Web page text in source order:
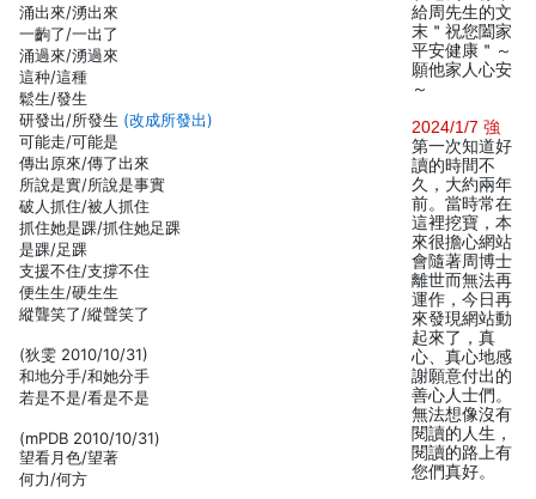
涌出來/湧出來
一齣了/一出了
涌過來/湧過來
這种/這種
鬆生/發生
研發出/所發生 (改成所發出)
可能走/可能是
傳出原來/傳了出來
所說是實/所說是事實
破人抓住/被人抓住
抓住她是踝/抓住她足踝
是踝/足踝
支援不住/支撐不住
便生生/硬生生
縱聾笑了/縱聲笑了
(狄雯 2010/10/31)
和地分手/和她分手
若是不是/看是不是
(mPDB 2010/10/31)
望看月色/望著
何力/何方
給周先生的文
末＂祝您闔家
平安健康＂～
願他家人心安
～
2024/1/7 強
第一次知道好
讀的時間不
久，大約兩年
前。當時常在
這裡挖寶，本
來很擔心網站
會隨著周博士
離世而無法再
運作，今日再
來發現網站動
起來了，真
心、真心地感
謝願意付出的
善心人士們。
無法想像沒有
閱讀的人生，
閱讀的路上有
您們真好。